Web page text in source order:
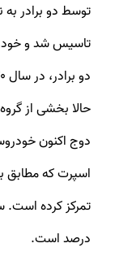
حالا بخشی از
دوج اکنون
اسپرت که مطابق
تمرکز کرده است.
درصد است.